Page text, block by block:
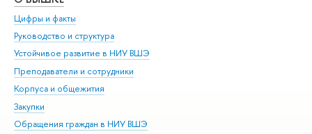
Цифры и факты
Руководство и структура
Устойчивое развитие в НИУ ВШЭ
Преподаватели и сотрудники
Корпуса и общежития
Закупки
Обращения граждан в НИУ ВШЭ